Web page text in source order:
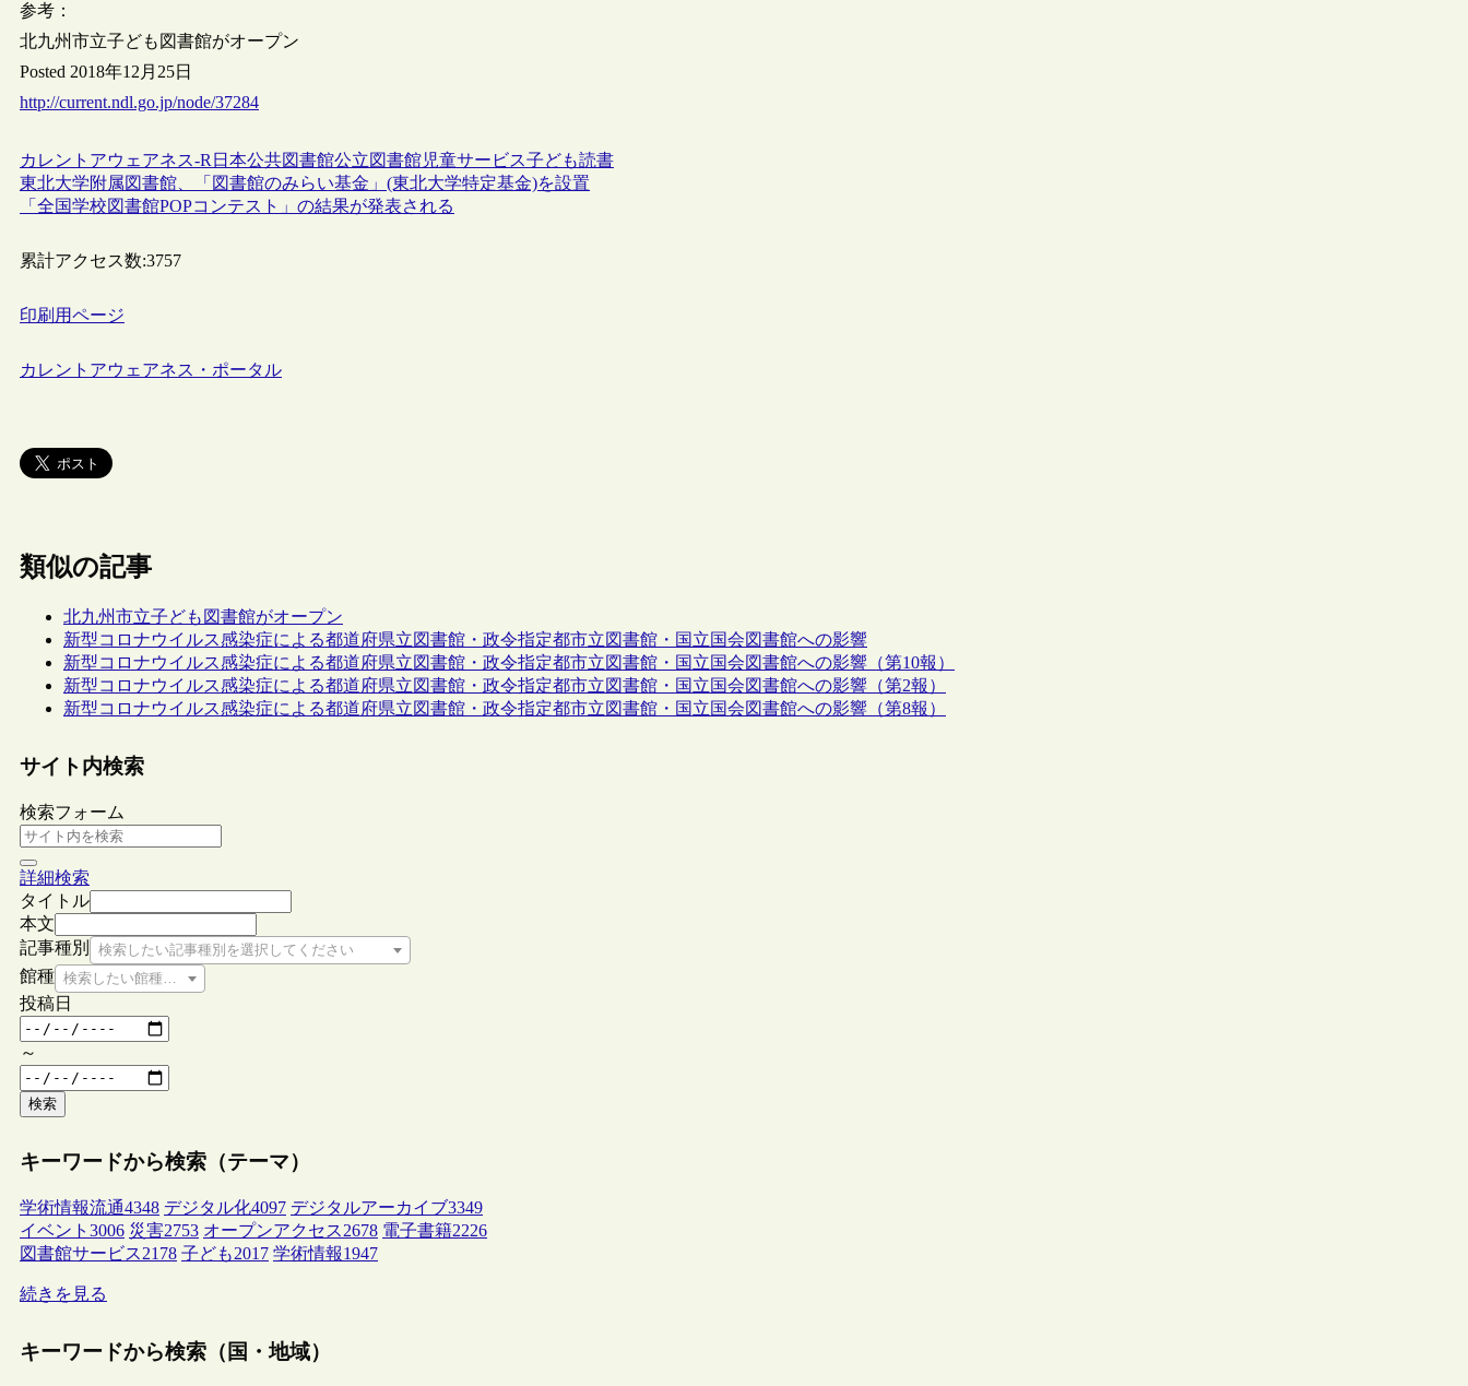
参考：
北九州市立子ども図書館がオープン
Posted 2018年12月25日
http://current.ndl.go.jp/node/37284
カレントアウェアネス-R 日本公共図書館公立図書館児童サービス子ども読書
東北大学附属図書館、「図書館のみらい基金」(東北大学特定基金)を設置
「全国学校図書館POPコンテスト」の結果が発表される
累計アクセス数:3757
印刷用ページ
カレントアウェアネス・ポータル
類似の記事
北九州市立子ども図書館がオープン
新型コロナウイルス感染症による都道府県立図書館・政令指定都市立図書館・国立国会図書館への影響
新型コロナウイルス感染症による都道府県立図書館・政令指定都市立図書館・国立国会図書館への影響（第10報）
新型コロナウイルス感染症による都道府県立図書館・政令指定都市立図書館・国立国会図書館への影響（第2報）
新型コロナウイルス感染症による都道府県立図書館・政令指定都市立図書館・国立国会図書館への影響（第8報）
サイト内検索
検索フォーム
詳細検索
タイトル
本文
記事種別
検索したい記事種別を選択してください
館種 検索したい館種を選択してください
投稿日
～
検索
キーワードから検索（テーマ）
学術情報流通4348 デジタル化4097 デジタルアーカイブ3349
イベント 3006 災害2753 オープンアクセス2678 電子書籍2226
図書館サービス2178 子ども2017 学術情報1947
続きを見る
キーワードから検索（国・地域）